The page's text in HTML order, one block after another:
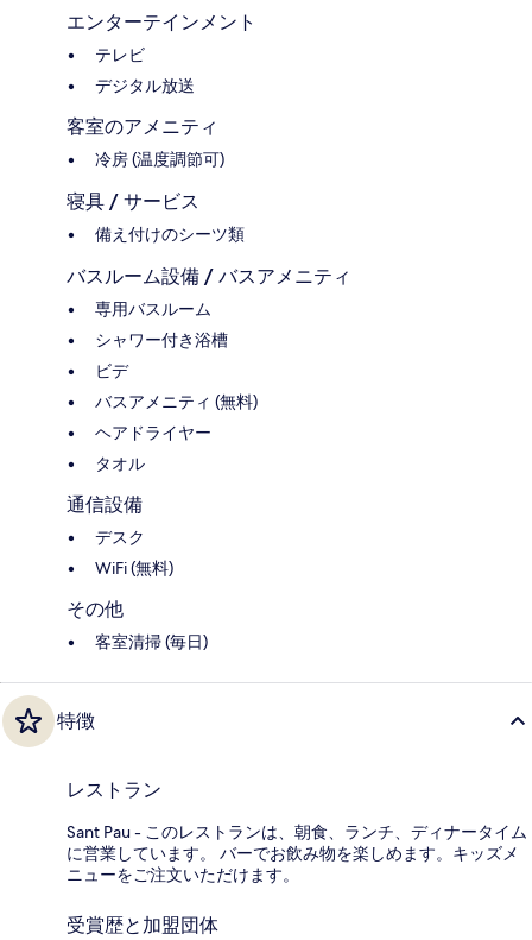
エンターテインメント
テレビ
デジタル放送
客室のアメニティ
冷房 (温度調節可)
寝具 / サービス
備え付けのシーツ類
バスルーム設備 / バスアメニティ
専用バスルーム
シャワー付き浴槽
ビデ
バスアメニティ (無料)
ヘアドライヤー
タオル
通信設備
デスク
WiFi (無料)
その他
客室清掃 (毎日)
特徴
レストラン
Sant Pau - このレストランは、朝食、ランチ、ディナータイム
に営業しています。 バーでお飲み物を楽しめます。キッズメ
ニューをご注文いただけます。
受賞歴と加盟団体